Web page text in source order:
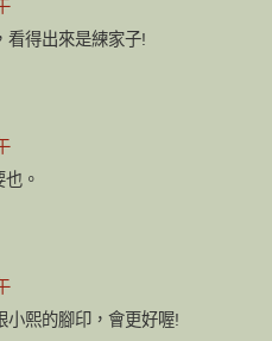
看得出來是練家子!
。
小熙的腳印，會更好喔!